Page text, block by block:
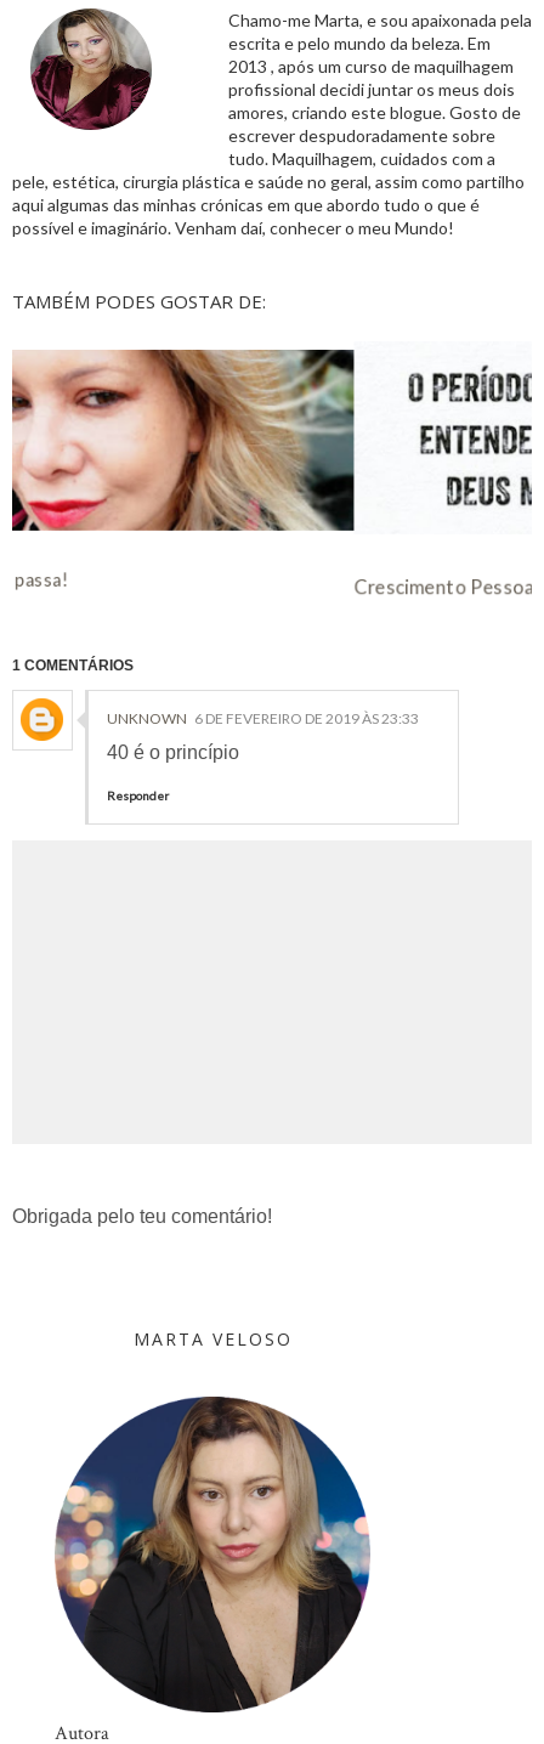
Chamo-me Marta, e sou apaixonada pela
escrita e pelo mundo da beleza. Em
2013 , após um curso de maquilhagem
profissional decidi juntar os meus dois
amores, criando este blogue. Gosto de
escrever despudoradamente sobre
tudo. Maquilhagem, cuidados com a
pele, estética, cirurgia plástica e saúde no geral, assim como partilho
aqui algumas das minhas crónicas em que abordo tudo o que é
possível e imaginário. Venham daí, conhecer o meu Mundo!
TAMBÉM PODES GOSTAR DE:
Crescimento Pessoal
1 COMENTÁRIOS
UNKNOWN 6 DE FEVEREIRO DE 2019 ÀS 23:33
40 é o princípio
Responder
Obrigada pelo teu comentário!
MARTA VELOSO
Autora